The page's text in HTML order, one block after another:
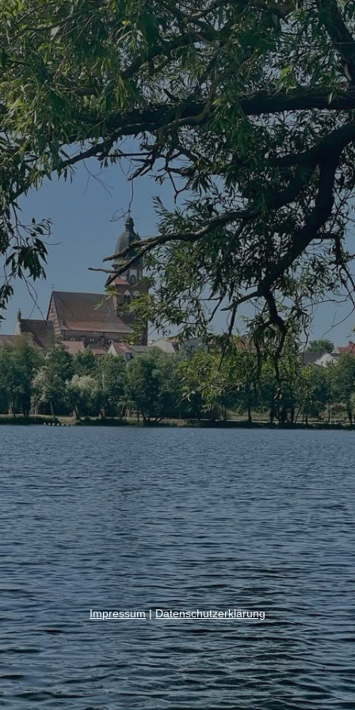
Impressum|Datenschutzerklärung